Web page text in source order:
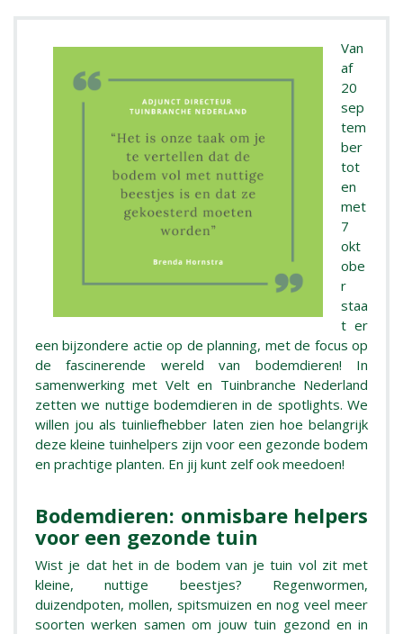
Van
af
20
sep
tem
ber
tot
en
met
7
okt
obe
r
staa
t er
een bijzondere actie op de planning, met de focus op
de fascinerende wereld van bodemdieren! In
samenwerking met Velt en Tuinbranche Nederland
zetten we nuttige bodemdieren in de spotlights. We
willen jou als tuinliefhebber laten zien hoe belangrijk
deze kleine tuinhelpers zijn voor een gezonde bodem
en prachtige planten. En jij kunt zelf ook meedoen!
Bodemdieren: onmisbare helpers
voor een gezonde tuin
Wist je dat het in de bodem van je tuin vol zit met
kleine, nuttige beestjes? Regenwormen,
duizendpoten, mollen, spitsmuizen en nog veel meer
soorten werken samen om jouw tuin gezond en in